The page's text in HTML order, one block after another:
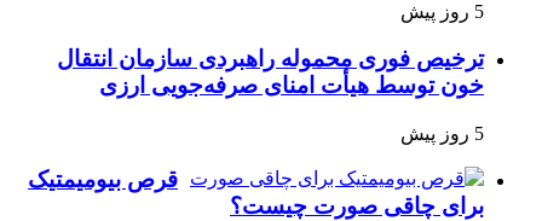
5 روز پیش
ترخیص فوری محموله راهبردی سازمان انتقال
خون توسط هیأت امنای صرفه‌جویی ارزی
5 روز پیش
قرص بیومیمتیک
برای چاقی صورت چیست؟